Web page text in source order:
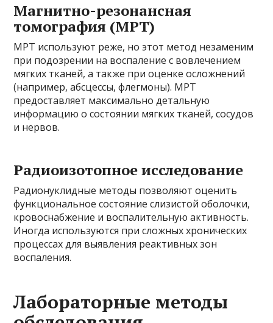
Магнитно-резонансная
томография (МРТ)
МРТ используют реже, но этот метод незаменим
при подозрении на воспаление с вовлечением
мягких тканей, а также при оценке осложнений
(например, абсцессы, флегмоны). МРТ
предоставляет максимально детальную
информацию о состоянии мягких тканей, сосудов
и нервов.
Радиоизотопное исследование
Радионуклидные методы позволяют оценить
функциональное состояние слизистой оболочки,
кровоснабжение и воспалительную активность.
Иногда используются при сложных хронических
процессах для выявления реактивных зон
воспаления.
Лабораторные методы